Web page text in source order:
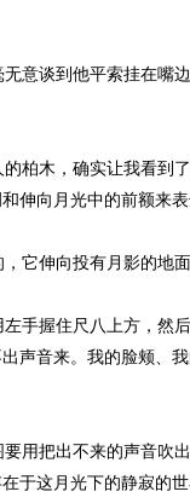
意谈到他平索挂在嘴
柏木，确实让我看到
伸向月光中的前额来表
它伸向投有月影的地面
手握住尺八上方，然
声音来。我的脸颊、
用把出不来的声音吹
于这月光下的静寂的